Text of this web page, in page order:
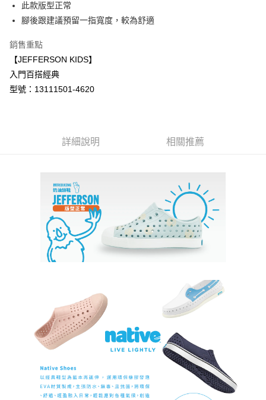
法說明評估內容。
【繳款方式說明】
1.分期款項不併入電信帳單，「大哥付你分期」於每月結算日後寄送繳費提
2.透過簡訊連結打開帳單後，可選擇「超商條碼／台灣大直營門市／銀行轉
帳／街口支付／iPASS MONEY」等通路繳費。
【注意事項】
1.本服務係由「台灣大哥大股份有限公司」（以下簡稱本公司）所提供，讓
由本公司與您本人進行分期帳單所需資料之確認、核對及更正。
３．安心：先確認商品／服務後，再付款。
１．於結帳方式選擇「AFTEE先享後付」後，將跳轉至「AFTEE先享後付」
２．訂單成立數日內，您將收到繳費通知簡訊。
３．收到繳費通知簡訊後14天內，點擊此簡訊中的連結，可透過四大超商／
ATM／網路銀行／等多元方式進行付款，方視為交易完成。
※ 請注意：結帳手續完成當下不需立刻繳費，但若您需要取消訂單，請聯絡
是否繳費成功／繳費後需取消欲退款等相關疑問，請聯繫「AFTEE先享後付
客戶支援中心」 https://netprotections.freshdesk.com/support/home
１．透過由恩沛科技股份有限公司提供之「AFTEE先享後付」服務完成之交
易，需依本服務之必要範圍內提供個人資料，並將交易相關給付款項請求債
權轉讓予恩沛科技股份有限公司。
２．關於個人資料處理事宜，請瀏覽以下網址：
https://aftee.tw/terms/#terms3
３．未成年的使用者請事先徵得法定代理人或監護人之同意方可使用
「AFTEE先享後付」，若未經同意申辦者引起之損失，本公司不負相關責
５．嚴禁一人註冊多個帳號或使用他人資訊註冊。若發現惡意使用之情形，
恩沛科技股份有限公司將有權停止該用戶之使用額度並採取法律行動。
付款後7-11取貨
宅配
請自備購物袋，若需購買紙袋可現場詢問
此款版型正常
腳後跟建議預留一指寬度，較為舒適
銷售重點
【JEFFERSON KIDS】
入門百搭經典
型號：13111501-4620
詳細說明 相關推薦